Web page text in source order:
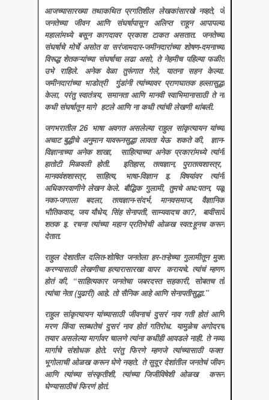
आजच्यासारख्या तथाकथित प्रगतिशील लेखकांसारखे नव्हते, जे
जनतेच्या जीवन आणि संघर्षापासून अलिप्त राहून आपापल्या
महालांमध्ये बसून कागदावर प्रकाश टाकत असतात. जनतेच्या
संघर्षाचे मोर्चे असोत वा सरंजामदार-जमीनदारांच्या शोषण-दमनाच्या
विरूद्ध शेतकऱ्यांच्या संघर्षाचा लढा असो, ते नेहमीच पहिल्या फळीत
उभे राहिले. अनेक वेळा तुरूंगात गेले, यातना सहन केल्या.
जमीनदारांच्या भाडोत्री गुंडांनी त्यांच्यावर प्राणघातक हल्लासुद्धा
केला, परंतु स्वातंत्र्य, समानता आणि मानवी स्वाभिमानासाठी ते ना
कधी संघर्षातून मागे हटले आणि ना कधी त्यांची लेखणी थांबली.
जगभरातील26 भाषा अवगत असलेल्या राहुल सांकृत्यायन यांच्या
अचाट बुद्धीचे अनुमान यावरूनसुद्धा लावता येऊ शकते की, ज्ञान-
विज्ञानाच्या अनेक शाखा, साहित्याच्या अनेक प्रकारांमध्ये त्यांनी
हातोटी मिळवली होती. इतिहास, तत्वज्ञान, पुरातत्वशास्त्र,
मानववंशशास्त्र, साहित्य, भाषा-विज्ञान इ. विषयांवर त्यांनी
अधिकारवाणीने लेखन केले. बौद्धिक गुलामी, तुमचे अध:पतन, पळू
नका-जगाला बदला, तत्वज्ञान-संदर्भ, मानवसमाज, वैज्ञानिक
भौतिकवाद, जय यौधेय, सिंह सेनापती, साम्यवादच का?, बावीसावे
शतक इ. रचना त्यांच्या महान प्रतिभेची ओळख स्वत:हूनच करून
देतात.
राहुल देशातील दलित-शोषित जनतेला हर-तऱ्हेच्या गुलामीतून मुक्त
करण्यासाठी लेखणीचा हत्यारासारखा वापर करायचे. त्यांचं म्हणणं
होतं की, “साहित्यकार जनतेचा जबरदस्त सहकारी, सोबतच तो
त्यांचा नेता (पुढारी) आहे. तो सैनिक आहे आणि सेनापतीसुद्धा.”
राहुल सांकृत्यायन यांच्यासाठी जीवनाचं दुसरं नाव गती होतं आणि
मरण किंवा स्तब्धतेचं दुसरं नाव होतं गतिरोध. यामुळेच अगोदरच
तयार असलेल्या मार्गावर चालणे त्यांना कधीही आवडले नाही. ते नव्या
मार्गाचे संशोधक होते. परंतु फिरणे म्हणजे त्यांच्यासाठी फक्त
भूगोलाची ओळख करून घेणे नव्हते. ते सुदूर देशांतील जनतेचं जीवन
आणि त्यांच्या संस्कृतीशी, त्यांच्या जिजीविषेशी ओळख करून
घेण्यासाठीचं फिरणं होतं.